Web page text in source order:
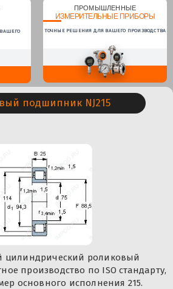
ПРОМЫШЛЕННЫЕ
ИЗМЕРИТЕЛЬНЫЕ ПРИБОРЫ
ТОЧНЫЕ РЕШЕНИЯ ДЛЯ ВАШЕГО ПРОИЗВОДСТВА
подшипник NJ215
цилиндрический роликовый
производство по ISO стандарту,
основного исполнения 215.